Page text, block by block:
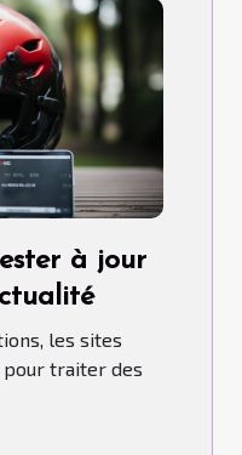
à jour
les sites
traiter des